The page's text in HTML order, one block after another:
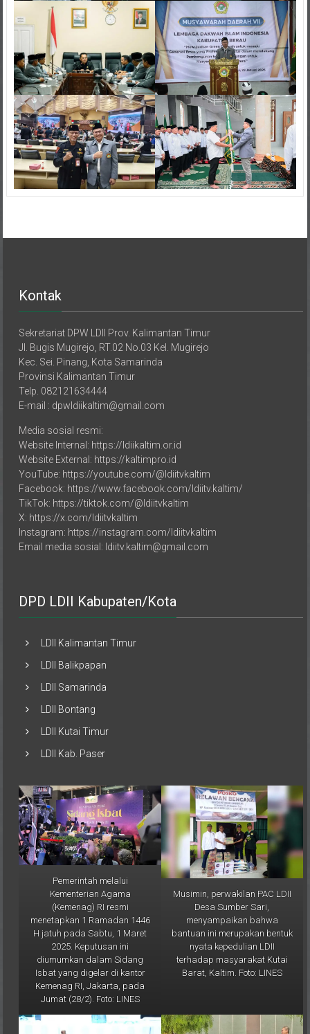
Jl. Bugis Mugirejo, RT.02 No.03 Kel. Mugirejo
Kec. Sei. Pinang, Kota Samarinda
Provinsi Kalimantan Timur
Telp. 082121634444
E-mail : dpwldiikaltim@gmail.com
Website Internal: https://ldiikaltim.or.id
Website External: https://kaltimpro.id
YouTube: https://youtube.com/@ldiitvkaltim
Facebook: https://www.facebook.com/ldiitv.kaltim/
TikTok: https://tiktok.com/@ldiitvkaltim
X: https://x.com/ldiitvkaltim
Instagram: https://instagram.com/ldiitvkaltim
Email media sosial: ldiitv.kaltim@gmail.com
LDII Samarinda
LDII Kutai Timur
Pemerintah melalui
Kementerian Agama
(Kemenag) RI resmi
menetapkan 1 Ramadan 1446
H jatuh pada Sabtu, 1 Maret
2025. Keputusan ini
diumumkan dalam Sidang
Isbat yang digelar di kantor
Kemenag RI, Jakarta, pada
Jumat (28/2). Foto: LINES
Musimin, perwakilan PAC LDII
Desa Sumber Sari,
menyampaikan bahwa
bantuan ini merupakan bentuk
nyata kepedulian LDII
terhadap masyarakat Kutai
Barat, Kaltim. Foto: LINES